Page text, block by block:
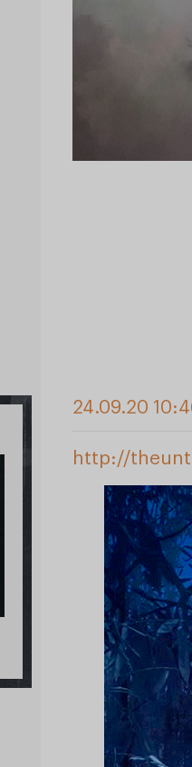
24.09.20
http://